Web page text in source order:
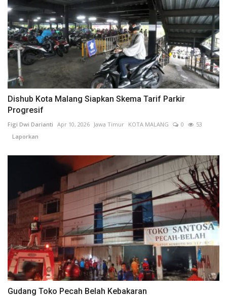
Dishub Kota Malang Siapkan Skema Tarif Parkir
Progresif
Figi Dwi Darianti Apr 10, 2026 Jawa Timur KOTA MALANG 0
53
Laporkan
Gudang Toko Pecah Belah Kebakaran